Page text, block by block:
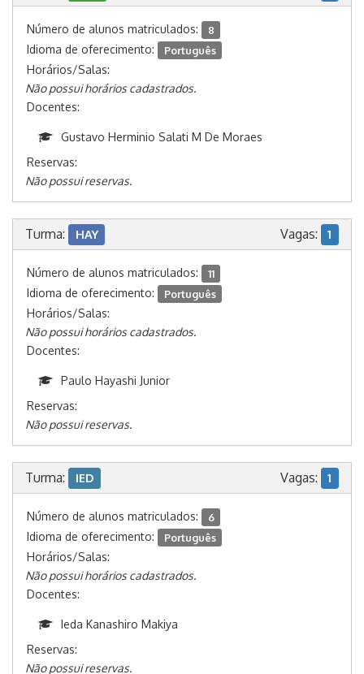
Número de alunos matriculados: 8
Idioma de oferecimento: Português
Horários/Salas:
Não possui horários cadastrados.
Docentes:
Gustavo Herminio Salati M De Moraes
Reservas:
Não possui reservas.
Turma: HAY Vagas: 1
Número de alunos matriculados: 11
Idioma de oferecimento: Português
Horários/Salas:
Não possui horários cadastrados.
Docentes:
Paulo Hayashi Junior
Reservas:
Não possui reservas.
Turma: IED Vagas: 1
Número de alunos matriculados: 6
Idioma de oferecimento: Português
Horários/Salas:
Não possui horários cadastrados.
Docentes:
Ieda Kanashiro Makiya
Reservas:
Não possui reservas.